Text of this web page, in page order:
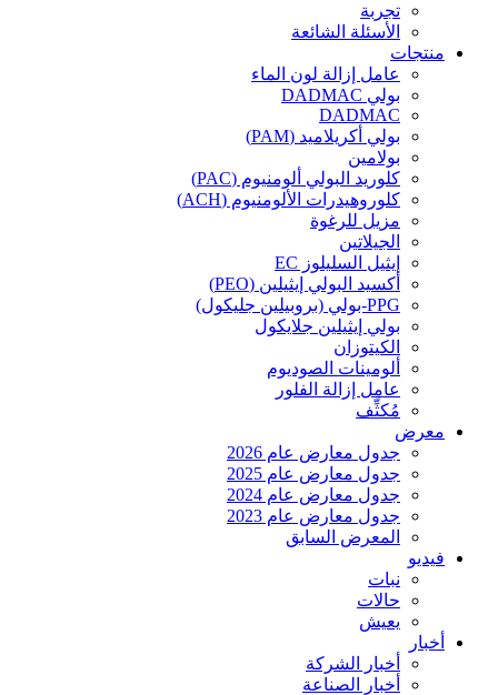
تجربة
الأسئلة الشائعة
منتجات
عامل إزالة لون الماء
بولي DADMAC
DADMAC
بولي أكريلاميد (PAM)
بولامين
كلوريد البولي ألومنيوم (PAC)
كلوروهيدرات الألومنيوم (ACH)
مزيل للرغوة
الجيلاتين
إيثيل السليلوز EC
أكسيد البولي إيثيلين (PEO)
PPG-بولي (بروبيلين جليكول)
بولي إيثيلين جلايكول
الكيتوزان
ألومينات الصوديوم
عامل إزالة الفلور
مُكثِّف
معرض
جدول معارض عام 2026
جدول معارض عام 2025
جدول معارض عام 2024
جدول معارض عام 2023
المعرض السابق
فيديو
نبات
حالات
يعيش
أخبار
أخبار الشركة
أخبار الصناعة